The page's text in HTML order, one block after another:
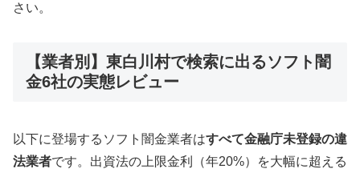
さい。
【業者別】東白川村で検索に出るソフト闇
金6社の実態レビュー
以下に登場するソフト闇金業者はすべて金融庁未登録の違
法業者です。出資法の上限金利（年20%）を大幅に超える